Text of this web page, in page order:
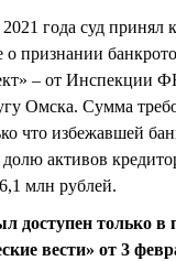
года суд принял
о признании
– от Инспекции
Омска. Сумма
что избежавшей
активов
млн рублей.
доступен только в
вести» от 3